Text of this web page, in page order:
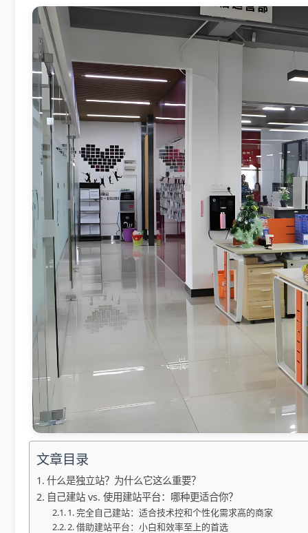
文章目录
什么是独立站？为什么它这么重要？
自己建站 vs. 使用建站平台：哪种更适合你？
1. 完全自己建站：适合技术控和个性化需求高的商家
2. 借助建站平台：小白和效率至上的首选